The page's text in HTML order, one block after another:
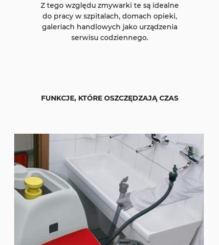
Z tego względu zmywarki te są idealne
do pracy w szpitalach, domach opieki,
galeriach handlowych jako urządzenia
serwisu codziennego.
FUNKCJE, KTÓRE OSZCZĘDZAJĄ CZAS